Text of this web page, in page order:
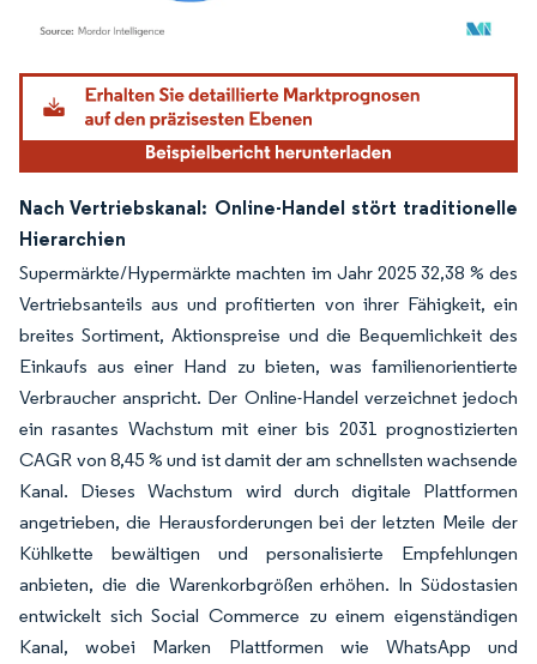
Bild © Mordor Intelligence. Wiederverwendung erfordert Namensnennung gemäß
Nach Vertriebskanal: Online-Handel stört traditionelle
Hierarchien
Supermärkte/Hypermärkte machten im Jahr 2025 32,38 % des
Vertriebsanteils aus und profitierten von ihrer Fähigkeit, ein
breites Sortiment, Aktionspreise und die Bequemlichkeit des
Einkaufs aus einer Hand zu bieten, was familienorientierte
Verbraucher anspricht. Der Online-Handel verzeichnet jedoch
ein rasantes Wachstum mit einer bis 2031 prognostizierten
CAGR von 8,45 % und ist damit der am schnellsten wachsende
Kanal. Dieses Wachstum wird durch digitale Plattformen
angetrieben, die Herausforderungen bei der letzten Meile der
Kühlkette bewältigen und personalisierte Empfehlungen
anbieten, die die Warenkorbgrößen erhöhen. In Südostasien
entwickelt sich Social Commerce zu einem eigenständigen
Kanal, wobei Marken Plattformen wie WhatsApp und